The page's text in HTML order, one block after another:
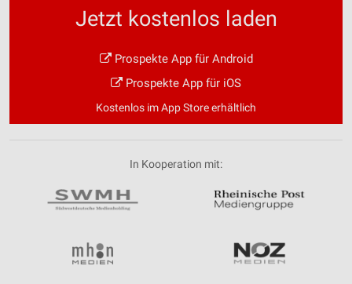
Jetzt kostenlos laden
Prospekte App für Android
Prospekte App für iOS
Kostenlos im App Store erhältlich
In Kooperation mit: